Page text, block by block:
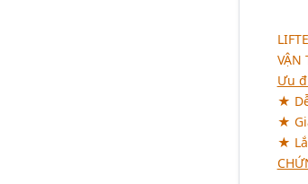
VẬN
Ưu
★
★
★